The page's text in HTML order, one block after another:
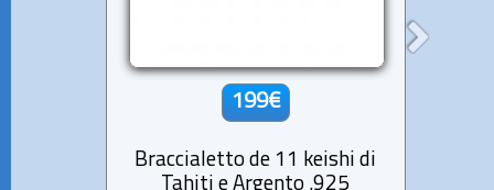
199€
Braccialetto de 11 keishi di
Tahiti e Argento .925